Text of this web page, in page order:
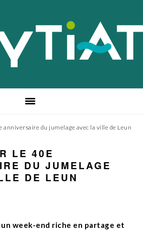
anniversaire du jumelage avec la ville de Leun
LE 40E
DU JUMELAGE
DE LEUN
week-end riche en partage et